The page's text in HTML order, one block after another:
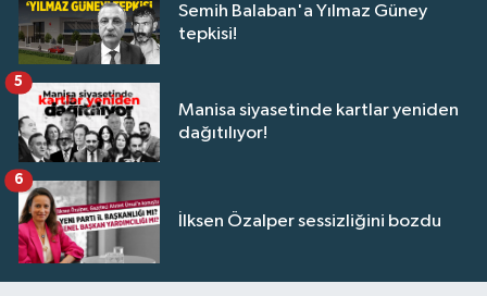
Semih Balaban'a Yılmaz Güney
tepkisi!
Manisa siyasetinde kartlar yeniden
dağıtılıyor!
5
İlksen Özalper sessizliğini bozdu
6